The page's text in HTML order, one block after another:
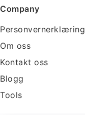
Company
Personvernerklæring
Om oss
Kontakt oss
Blogg
Tools